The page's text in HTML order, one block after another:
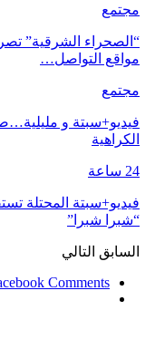
مجتمع
“الصحراء الشرقية”
مواقع التواصل…
مجتمع
فيديو+سبتة و
الكراهية
24 ساعة
فيديو+سبتة المحتلة
“شبرا شبرا”
السابق التالي
Comments